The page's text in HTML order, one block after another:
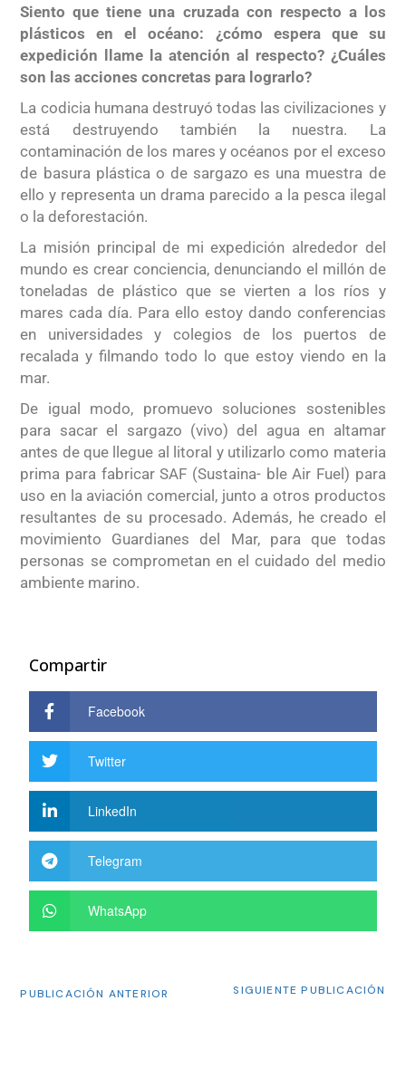
Siento que tiene una cruzada con respecto a los
plásticos en el océano: ¿cómo espera que su
expedición llame la atención al respecto? ¿Cuáles
son las acciones concretas para lograrlo?
La codicia humana destruyó todas las civilizaciones y
está destruyendo también la nuestra. La
contaminación de los mares y océanos por el exceso
de basura plástica o de sargazo es una muestra de
ello y representa un drama parecido a la pesca ilegal
o la deforestación.
La misión principal de mi expedición alrededor del
mundo es crear conciencia, denunciando el millón de
toneladas de plástico que se vierten a los ríos y
mares cada día. Para ello estoy dando conferencias
en universidades y colegios de los puertos de
recalada y filmando todo lo que estoy viendo en la
mar.
De igual modo, promuevo soluciones sostenibles
para sacar el sargazo (vivo) del agua en altamar
antes de que llegue al litoral y utilizarlo como materia
prima para fabricar SAF (Sustaina- ble Air Fuel) para
uso en la aviación comercial, junto a otros productos
resultantes de su procesado. Además, he creado el
movimiento Guardianes del Mar, para que todas
personas se comprometan en el cuidado del medio
ambiente marino.
Compartir
Facebook
Twitter
LinkedIn
Telegram
WhatsApp
PUBLICACIÓN ANTERIOR SIGUIENTE PUBLICACIÓN